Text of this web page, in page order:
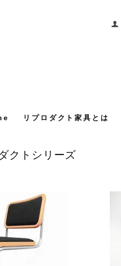
リプロダクト家具とは
クトシリーズ